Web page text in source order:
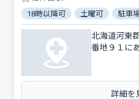
18時以降可 土曜可 駐車
北海道河東
番地９１に
詳細を